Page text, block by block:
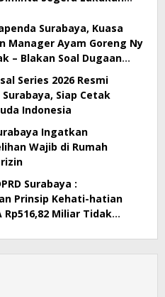
Surabaya, Kuasa
Manager Ayam Goreng Ny
– Blakan Soal Dugaan
Pajak
Series 2026 Resmi
Siap Cetak
Indonesia
Ingatkan
Wajib di Rumah
Surabaya :
Prinsip Kehati-hatian
Rp516,82 Miliar Tidak